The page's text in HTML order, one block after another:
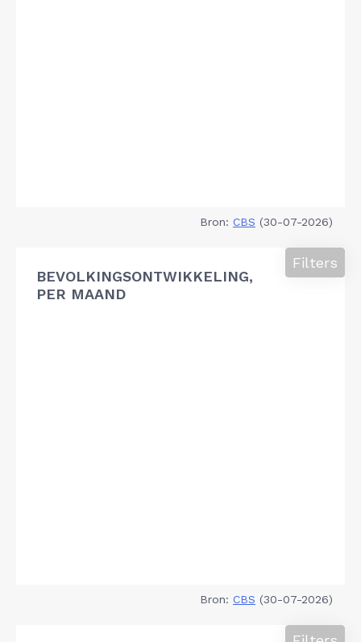
Bron: CBS (30-07-2026)
BEVOLKINGSONTWIKKELING,
PER MAAND
Filters
Bron: CBS (30-07-2026)